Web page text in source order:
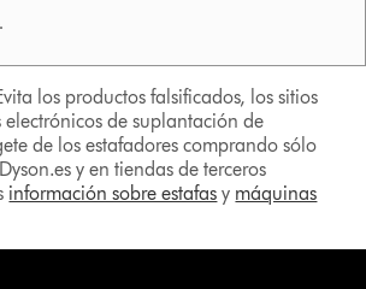
los productos falsificados, los sitios
electrónicos de suplantación de
de los estafadores comprando sólo
y en tiendas de terceros
información sobre estafas y máquinas